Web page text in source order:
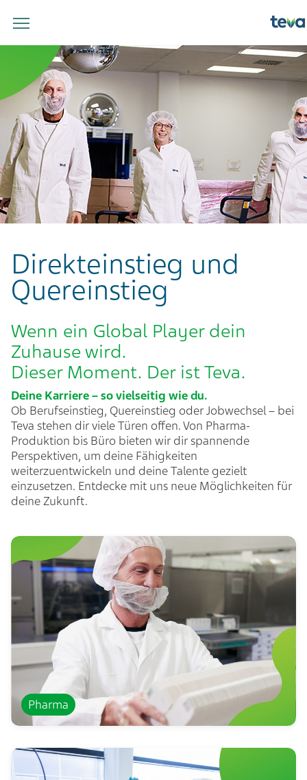
Direkteinstieg und
Quereinstieg
Wenn ein Global Player dein
Zuhause wird.
Dieser Moment. Der ist Teva. ​
Deine Karriere – so vielseitig wie du.​
Ob Berufseinstieg, Quereinstieg oder Jobwechsel – bei
Teva stehen dir viele Türen offen. Von Pharma-
Produktion bis Büro bieten wir dir spannende
Perspektiven, um deine Fähigkeiten
weiterzuentwickeln und deine Talente gezielt
einzusetzen. Entdecke mit uns neue Möglichkeiten für
deine Zukunft​.
Pharma